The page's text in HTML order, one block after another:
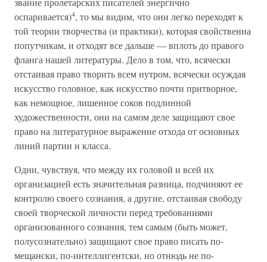
оспаривается)4, то мы видим, что они легко переходят к
той теории творчества (и практики), которая свойственна
попутчикам, и отходят все дальше — вплоть до правого
фланга нашей литературы. Дело в том, что, всячески
отстаивая право творить всем нутром, всячески осуждая
искусство головное, как искусство почти притворное,
как немощное, лишенное соков подлинной
художественности, они на самом деле защищают свое
право на литературное выражение отхода от основных
линий партии и класса.
Одни, чувствуя, что между их головой и всей их
организацией есть значительная разница, подчиняют ее
контролю своего сознания, а другие, отстаивая свободу
своей творческой личности перед требованиями
организованного сознания, тем самым (быть может,
полусознательно) защищают свое право писать по-
мещански, по-интеллигентски, но отнюдь не по-